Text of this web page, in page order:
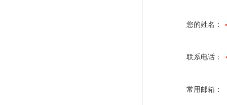
您的姓名：
联系电话：
常用邮箱：